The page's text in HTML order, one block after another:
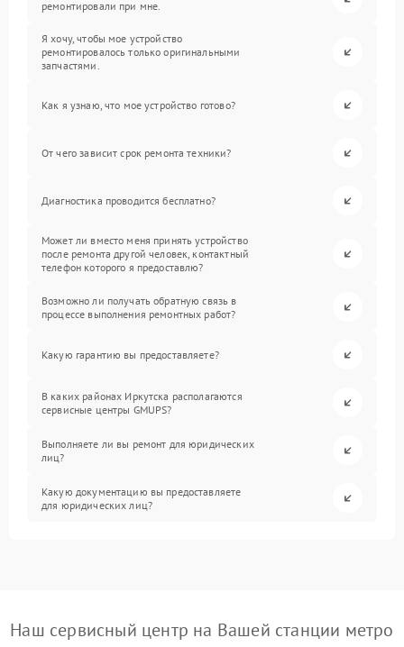
ремонтировали при мне.
Я хочу, чтобы мое устройство
ремонтировалось только оригинальными
запчастями.
Как я узнаю, что мое устройство готово?
От чего зависит срок ремонта техники?
Диагностика проводится бесплатно?
Может ли вместо меня принять устройство
после ремонта другой человек, контактный
телефон которого я предоставлю?
Возможно ли получать обратную связь в
процессе выполнения ремонтных работ?
Какую гарантию вы предоставляете?
В каких районах Иркутска располагаются
сервисные центры GMUPS?
Выполняете ли вы ремонт для юридических
лиц?
Какую документацию вы предоставляете
для юридических лиц?
Наш сервисный центр на Вашей станции метро